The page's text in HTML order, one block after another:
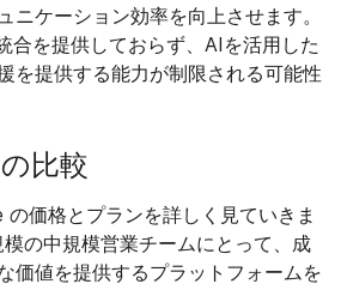
ニケーション効率を向上させます。
合を提供しておらず、AIを活用した
を提供する能力が制限される可能性
比較
価格とプランを詳しく見ていきま
の中規模営業チームにとって、成
価値を提供するプラットフォームを